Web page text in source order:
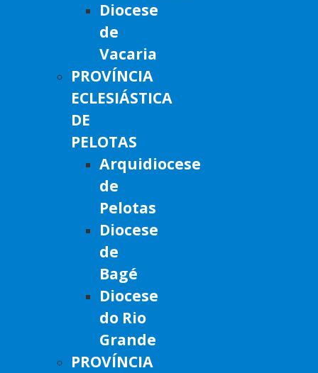
Diocese
de
Vacaria
PROVÍNCIA
ECLESIÁSTICA
DE
PELOTAS
Arquidiocese
de
Pelotas
Diocese
de
Bagé
Diocese
do Rio
Grande
PROVÍNCIA